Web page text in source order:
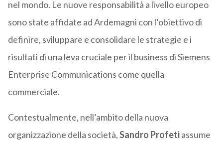
nel mondo. Le nuove responsabilità a livello europeo
sono state affidate ad Ardemagni con l’obiettivo di
definire, sviluppare e consolidare le strategie e i
risultati di una leva cruciale per il business di Siemens
Enterprise Communications come quella
commerciale.
Contestualmente, nell’ambito della nuova
organizzazione della società,Sandro Profetiassume